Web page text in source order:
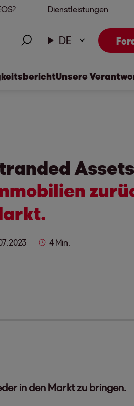
Dienstleistungen
DE
Unsere
4 Min.
in den Markt zu bringen.